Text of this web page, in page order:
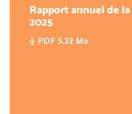
Rapport annuel de la
2025
PDF 5.22 Mo